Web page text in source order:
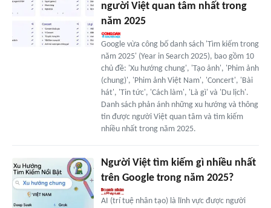
người Việt quan tâm nhất trong
năm 2025
Google vừa công bố danh sách 'Tìm kiếm trong
năm 2025' (Year in Search 2025), bao gồm 10
chủ đề: 'Xu hướng chung', 'Tạo ảnh', 'Phim ảnh
(chung)', 'Phim ảnh Việt Nam', 'Concert', 'Bài
hát', 'Tin tức', 'Cách làm', 'Là gì' và 'Du lịch'.
Danh sách phản ánh những xu hướng và thông
tin được người Việt quan tâm và tìm kiếm
nhiều nhất trong năm 2025.
Người Việt tìm kiếm gì nhiều nhất
trên Google trong năm 2025?
AI (trí tuệ nhân tạo) là lĩnh vực được người